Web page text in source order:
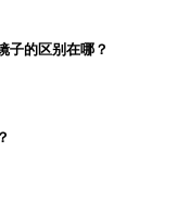
子的区别在哪？